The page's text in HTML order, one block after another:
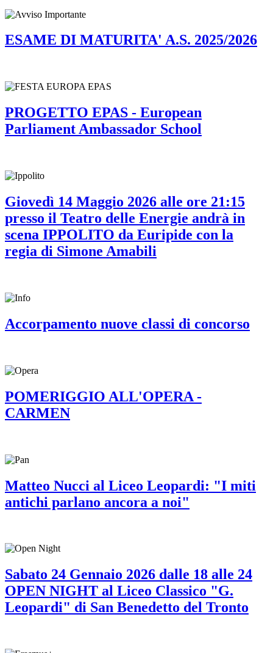
ESAME DI MATURITA' A.S. 2025/2026
PROGETTO EPAS - European
Parliament Ambassador School
Giovedì 14 Maggio 2026 alle ore 21:15
presso il Teatro delle Energie andrà in
scena IPPOLITO da Euripide con la
regia di Simone Amabili
Accorpamento nuove classi di concorso
POMERIGGIO ALL'OPERA -
CARMEN
Matteo Nucci al Liceo Leopardi: "I miti
antichi parlano ancora a noi"
Sabato 24 Gennaio 2026 dalle 18 alle 24
OPEN NIGHT al Liceo Classico "G.
Leopardi" di San Benedetto del Tronto